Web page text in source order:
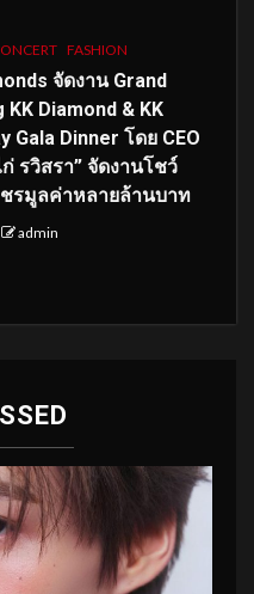
FASHION
จัดงาน Grand
KK Diamond & KK
Gala Dinner โดย CEO
รวิสรา” จัดงานโชว์
ชรมูลค่าหลายล้านบาท
admin